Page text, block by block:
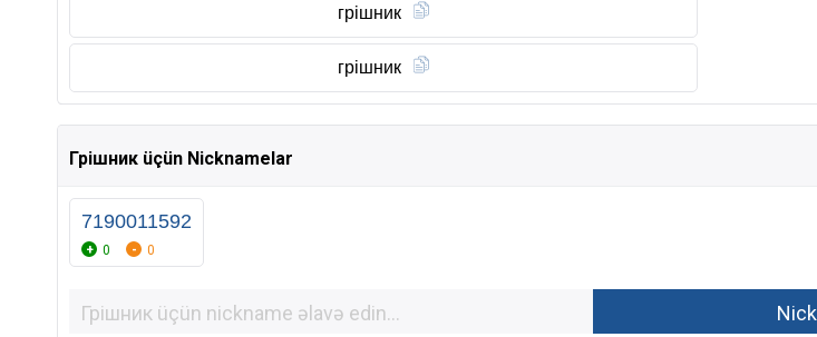
грішник
грішник
Грішник üçün Nicknamelar
7190011592
0 0